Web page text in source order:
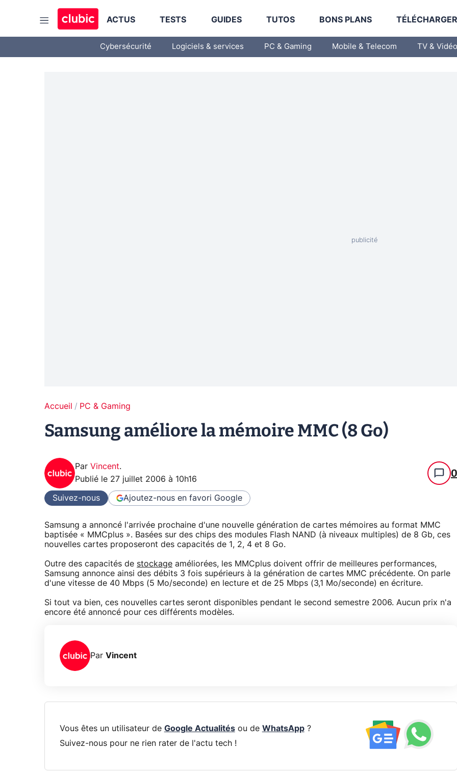
ACTUS TESTS GUIDES TUTOS BONS PLANS
Cybersécurité Logiciels & services PC & Gaming Mobile & Telecom TV & Vidéo
Accueil PC & Gaming
Samsung améliore la mémoire MMC (8 Go)
Par Vincent.
Publié le 27 juillet 2006 à 10h16 0
Suivez-nous Ajoutez-nous en favori Google
Samsung a annoncé l'arrivée prochaine d'une nouvelle génération de cartes mémoires au format MMC
baptisée « MMCplus ». Basées sur des chips des modules Flash NAND (à niveaux multiples) de 8 Gb, ces
nouvelles cartes proposeront des capacités de 1, 2, 4 et 8 Go.
Outre des capacités de stockage améliorées, les MMCplus doivent offrir de meilleures performances,
Samsung annonce ainsi des débits 3 fois supérieurs à la génération de cartes MMC précédente. On parle
d'une vitesse de 40 Mbps (5 Mo/seconde) en lecture et de 25 Mbps (3,1 Mo/seconde) en écriture.
Si tout va bien, ces nouvelles cartes seront disponibles pendant le second semestre 2006. Aucun prix n'a
encore été annoncé pour ces différents modèles.
Par Vincent
Vous êtes un utilisateur de Google Actualitésou de WhatsApp?
Suivez-nous pour ne rien rater de l'actu tech !